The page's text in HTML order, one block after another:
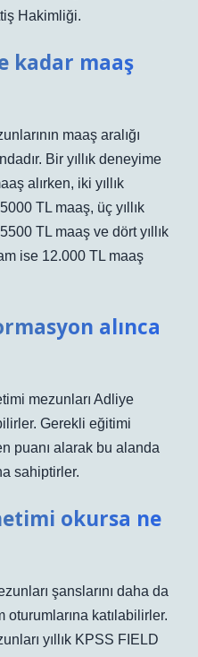
Hakimliği.
kadar maaş
maaş aralığı
Bir yıllık deneyime
alırken, iki yıllık
TL maaş, üç yıllık
TL maaş ve dört yıllık
ise 12.000 TL maaş
alınca
mezunları Adliye
Gerekli eğitimi
puanı alarak bu alanda
sahiptirler.
okursa ne
şanslarını daha da
oturumlarına katılabilirler.
yıllık KPSS FIELD